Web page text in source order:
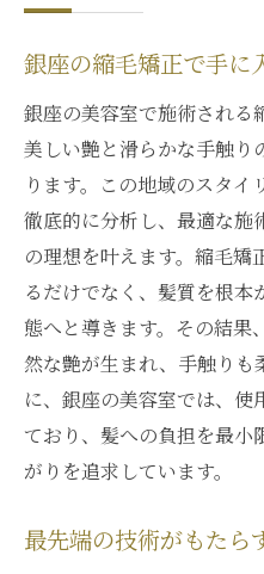
縮毛矯正で美髪へ銀
銀座で選ぶべき縮
髪質改善を目指
ム
銀座で体感する
の融合
縮毛矯正で変わ
銀座の美容師が
銀座で人気の縮
訣
銀座美容室が提供す
銀座の美容室で体
縮毛矯正で銀座
銀座の縮毛矯正で手に
銀座の美容室で施術される
美しい艶と滑らかな手触り
ります。この地域のスタ
徹底的に分析し、最適な施
の理想を叶えます。縮毛矯
るだけでなく、髪質を根本
態へと導きます。その結果
然な艶が生まれ、手触りも
に、銀座の美容室では、
ており、髪への負担を最小
がりを追求しています。
最先端の技術がもたら